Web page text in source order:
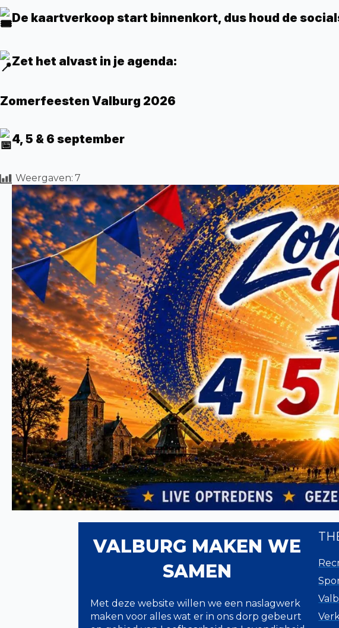
De kaartverkoop start binnenkort, dus houd de
Zet het alvast in je agenda:
Zomerfeesten Valburg 2026
4, 5 & 6 september
Weergaven: 7
VALBURG MAKEN WE
SAMEN
Met deze website willen we een naslagwerk
maken voor alles wat er in ons dorp gebeurt